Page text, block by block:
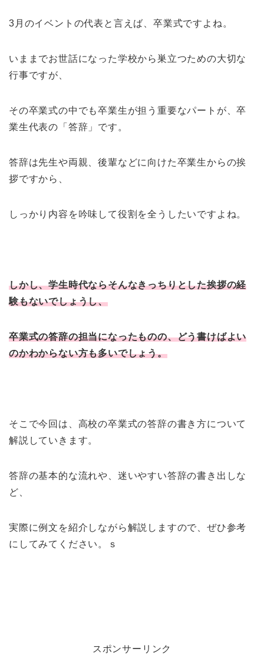
3月のイベントの代表と言えば、卒業式ですよね。
いままでお世話になった学校から巣立つための大切な
行事ですが、
その卒業式の中でも卒業生が担う重要なパートが、卒
業生代表の「答辞」です。
答辞は先生や両親、後輩などに向けた卒業生からの挨
拶ですから、
しっかり内容を吟味して役割を全うしたいですよね。
しかし、学生時代ならそんなきっちりとした挨拶の経
験もないでしょうし、
卒業式の答辞の担当になったものの、どう書けばよい
のかわからない方も多いでしょう。
そこで今回は、高校の卒業式の答辞の書き方について
解説していきます。
答辞の基本的な流れや、迷いやすい答辞の書き出しな
ど、
実際に例文を紹介しながら解説しますので、ぜひ参考
にしてみてください。ｓ
スポンサーリンク